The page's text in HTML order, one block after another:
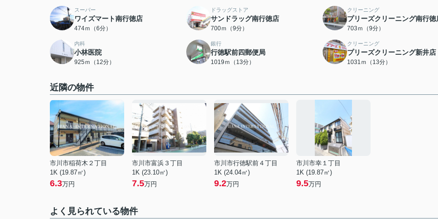
スーパー
ワイズマート南行徳店
474ｍ（6分）
ドラッグストア
サンドラッグ南行徳店
700ｍ（9分）
クリーニング
プリーズクリーニング南行徳
703ｍ（9分）
内科
小林医院
925ｍ（12分）
銀行
行徳駅前四郵便局
1019ｍ（13分）
クリーニング
プリーズクリーニング新井店
1031ｍ（13分）
近隣の物件
市川市稲荷木２丁目
1K (19.87㎡)
6.3万円
市川市富浜３丁目
1K (23.10㎡)
7.5万円
市川市行徳駅前４丁目
1K (24.04㎡)
9.2万円
市川市幸１丁目
1K (19.87㎡)
9.5万円
よく見られている物件